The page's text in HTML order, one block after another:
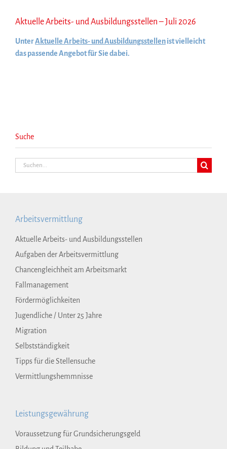
Aktuelle Arbeits- und Ausbildungsstellen – Juli 2026
UnterAktuelle Arbeits- und Ausbildungsstellenist vielleicht
das passende Angebot für Sie dabei.
Suche
Suche
Arbeitsvermittlung
Aktuelle Arbeits- und Ausbildungsstellen
Aufgaben der Arbeitsvermittlung
Chancengleichheit am Arbeitsmarkt
Fallmanagement
Fördermöglichkeiten
Jugendliche / Unter 25 Jahre
Migration
Selbstständigkeit
Tipps für die Stellensuche
Vermittlungshemmnisse
Leistungsgewährung
Voraussetzung für Grundsicherungsgeld